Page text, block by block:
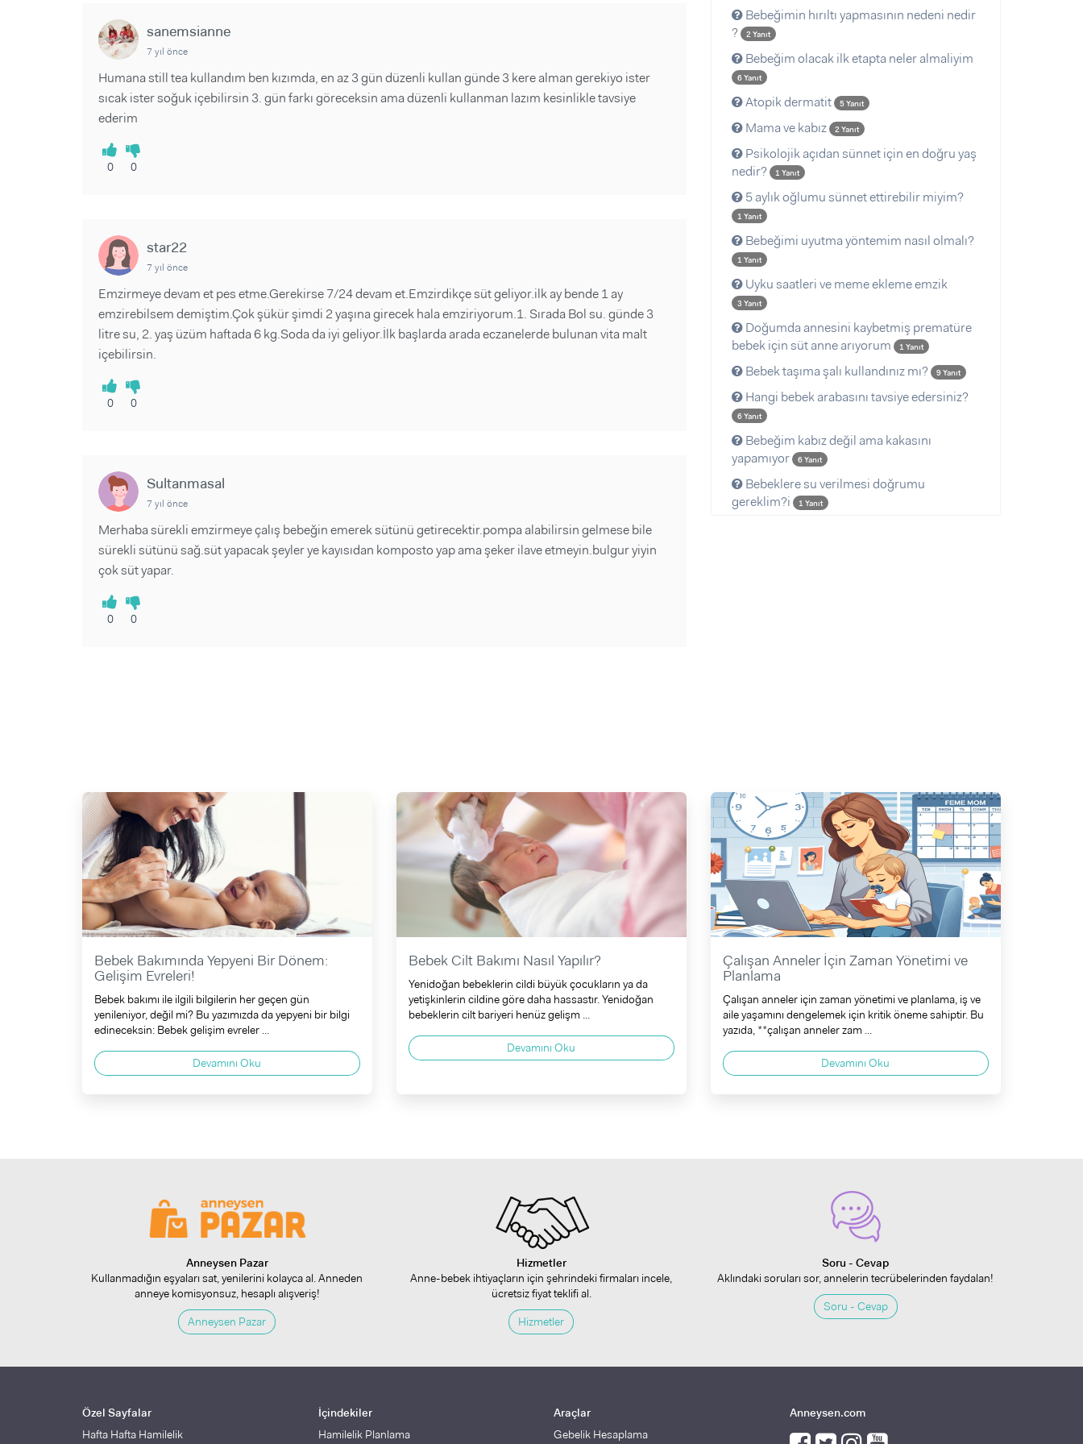
Sorular ve Yanıtlar
sanemsianne
7 yıl önce
Humana still tea kullandım ben kızımda, en az 3 gün düzenli kullan günde 3 kere alman gerekiyo ister
sıcak ister soğuk içebilirsin 3. gün farkı göreceksin ama düzenli kullanman lazım kesinlikle tavsiye
ederim
0 0
star22
7 yıl önce
Emzirmeye devam et pes etme.Gerekirse 7/24 devam et.Emzirdikçe süt geliyor.ilk ay bende 1 ay
emzirebilsem demiştim.Çok şükür şimdi 2 yaşına girecek hala emziriyorum.1. Sırada Bol su. günde 3
litre su, 2. yaş üzüm haftada 6 kg.Soda da iyi geliyor.İlk başlarda arada eczanelerde bulunan vita malt
içebilirsin.
0 0
Sultanmasal
7 yıl önce
Merhaba sürekli emzirmeye çalış bebeğin emerek sütünü getirecektir.pompa alabilirsin gelmese bile
sürekli sütünü sağ.süt yapacak şeyler ye kayısıdan komposto yap ama şeker ilave etmeyin.bulgur yiyin
çok süt yapar.
0 0
Bebeğimin hırıltı yapmasının nedeni nedir
?
2 Yanıt
Bebeğim olacak ilk etapta neler almaliyim
6 Yanıt
Atopik dermatit 5 Yanıt
Mama ve kabız 2 Yanıt
Psikolojik açıdan sünnet için en doğru yaş
nedir?
1 Yanıt
5 aylık oğlumu sünnet ettirebilir miyim?
1 Yanıt
Bebeğimi uyutma yöntemim nasıl olmalı?
1 Yanıt
Uyku saatleri ve meme ekleme emzik
3 Yanıt
Doğumda annesini kaybetmiş prematüre
bebek için süt anne arıyorum
1 Yanıt
Bebek taşıma şalı kullandınız mı? 9 Yanıt
Hangi bebek arabasını tavsiye edersiniz?
6 Yanıt
Bebeğim kabız değil ama kakasını
yapamıyor
6 Yanıt
Bebeklere su verilmesi doğrumu
gereklim?i
1 Yanıt
Bebek Bakımında Yepyeni Bir Dönem:
Gelişim Evreleri!
Bebek bakımı ile ilgili bilgilerin her geçen gün
yenileniyor, değil mi? Bu yazımızda da yepyeni bir bilgi
edineceksin: Bebek gelişim evreler ...
Devamını Oku
Bebek Cilt Bakımı Nasıl Yapılır?
Yenidoğan bebeklerin cildi büyük çocukların ya da
yetişkinlerin cildine göre daha hassastır. Yenidoğan
bebeklerin cilt bariyeri henüz gelişm ...
Devamını Oku
Çalışan Anneler İçin Zaman Yönetimi ve
Planlama
Çalışan anneler için zaman yönetimi ve planlama, iş ve
aile yaşamını dengelemek için kritik öneme sahiptir. Bu
yazıda, **çalışan anneler zam ...
Devamını Oku
Anneysen Pazar
Kullanmadığın eşyaları sat, yenilerini kolayca al. Anneden
anneye komisyonsuz, hesaplı alışveriş!
Anneysen Pazar
Hizmetler
Anne-bebek ihtiyaçların için şehrindeki firmaları incele,
ücretsiz fiyat teklifi al.
Hizmetler
Soru - Cevap
Aklındaki soruları sor, annelerin tecrübelerinden faydalan!
Soru - Cevap
Özel Sayfalar
Hafta Hafta Hamilelik
İçindekiler
Hamilelik Planlama
Araçlar
Gebelik Hesaplama
Anneysen.com